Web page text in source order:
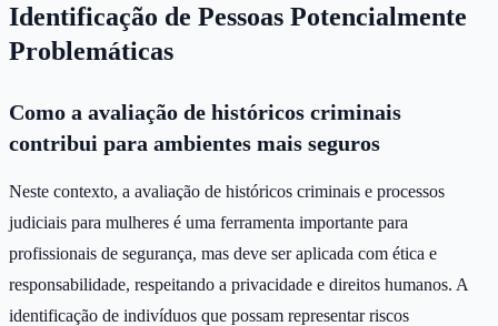
Identificação de Pessoas Potencialmente
Problemáticas
Como a avaliação de históricos criminais
contribui para ambientes mais seguros
Neste contexto, a avaliação de históricos criminais e processos
judiciais para mulheres é uma ferramenta importante para
profissionais de segurança, mas deve ser aplicada com ética e
responsabilidade, respeitando a privacidade e direitos humanos. A
identificação de indivíduos que possam representar riscos